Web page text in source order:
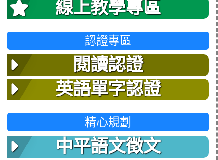
線上教學專區
認證專區
閱讀認證
英語單字認證
精心規劃
中平語文徵文